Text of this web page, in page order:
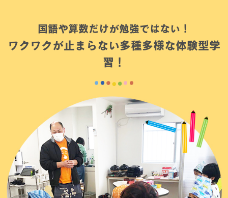
国語や算数だけが勉強ではない！
ワクワクが止まらない多種多様な体験型学
習！